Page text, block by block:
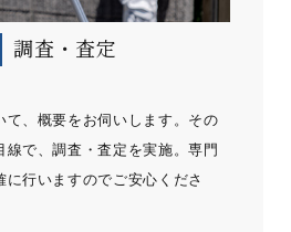
調査・査定
て、概要をお伺いします。その
線で、調査・査定を実施。専門
行いますのでご安心くださ